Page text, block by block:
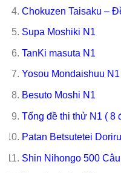
Chokuzen Taisaku –
Supa Moshiki N1
TanKi masuta N1
Yosou Mondaishuu N1
Besuto Moshi N1
Tổng đề thi thử N1 ( 8
Patan Betsutetei
Shin Nihongo 500